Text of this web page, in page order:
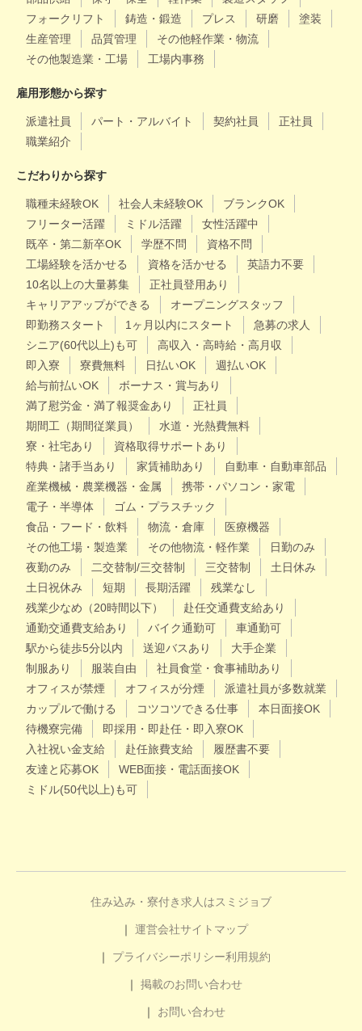
フォークリフト
鋳造・鍛造 プレス 研磨
塗装
生産管理
品質管理
その他軽作業・物流
その他製造業・工場
工場内事務
雇用形態から探す
派遣社員 パート・アルバイト 契約社員
正社員
職業紹介
こだわりから探す
職種未経験OK 社会人未経験OK
ブランクOK
フリーター活躍
ミドル活躍
女性活躍中
既卒・第二新卒OK
学歴不問
資格不問
工場経験を活かせる
資格を活かせる
英語力不要
10名以上の大量募集
正社員登用あり
キャリアアップができる
オープニングスタッフ
即勤務スタート
1ヶ月以内にスタート
急募の求人
シニア(60代以上)も可
高収入・高時給・高月収
即入寮
寮費無料 日払いOK
週払いOK
給与前払いOK
ボーナス・賞与あり
満了慰労金・満了報奨金あり
正社員
期間工（期間従業員）
水道・光熱費無料
寮・社宅あり
資格取得サポートあり
特典・諸手当あり
家賃補助あり
自動車・自動車部品
産業機械・農業機器・金属
携帯・パソコン・家電
電子・半導体
ゴム・プラスチック
食品・フード・飲料
物流・倉庫
医療機器
その他工場・製造業
その他物流・軽作業
日勤のみ
夜勤のみ
二交替制/三交替制 三交替制
土日休み
土日祝休み
短期 長期活躍
残業なし
残業少なめ（20時間以下）
赴任交通費支給あり
通勤交通費支給あり
バイク通勤可
車通勤可
駅から徒歩5分以内
送迎バスあり
大手企業
制服あり
服装自由
社員食堂・食事補助あり
オフィスが禁煙
オフィスが分煙
派遣社員が多数就業
カップルで働ける
コツコツできる仕事
本日面接OK
待機寮完備
即採用・即赴任・即入寮OK
入社祝い金支給
赴任旅費支給
履歴書不要
友達と応募OK
WEB面接・電話面接OK
ミドル(50代以上)も可
住み込み・寮付き求人はスミジョブ
運営会社サイトマップ
プライバシーポリシー利用規約
掲載のお問い合わせ
お問い合わせ